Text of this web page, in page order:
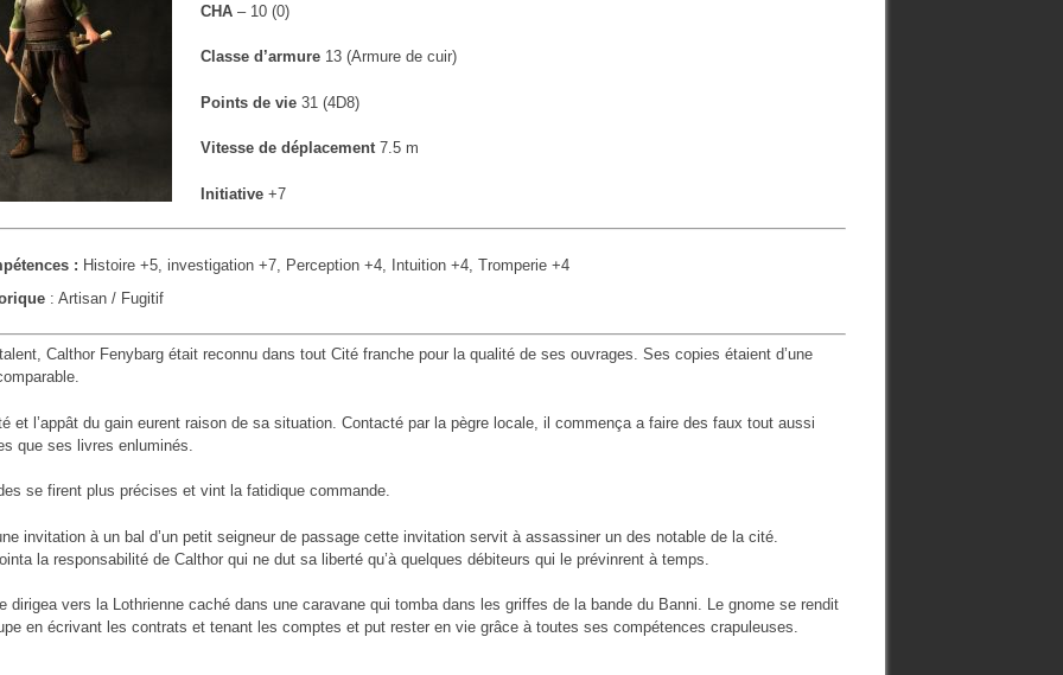
CHA – 10 (0)
Classe d’armure 13 (Armure de cuir)
Points de vie 31 (4D8)
Vitesse de déplacement7.5 m
Initiative +7
: Histoire +5, investigation +7, Perception +4, Intuition +4, Tromperie +4
: Artisan / Fugitif
Calthor Fenybarg était reconnu dans tout Cité franche pour la qualité de ses ouvrages. Ses copies étaient d’une
et l’appât du gain eurent raison de sa situation. Contacté par la pègre locale, il commença a faire des faux tout aussi
que ses livres enluminés.
se firent plus précises et vint la fatidique commande.
invitation à un bal d’un petit seigneur de passage cette invitation servit à assassiner un des notable de la cité.
la responsabilité de Calthor qui ne dut sa liberté qu’à quelques débiteurs qui le prévinrent à temps.
dirigea vers la Lothrienne caché dans une caravane qui tomba dans les griffes de la bande du Banni. Le gnome se rendit
en écrivant les contrats et tenant les comptes et put rester en vie grâce à toutes ses compétences crapuleuses.